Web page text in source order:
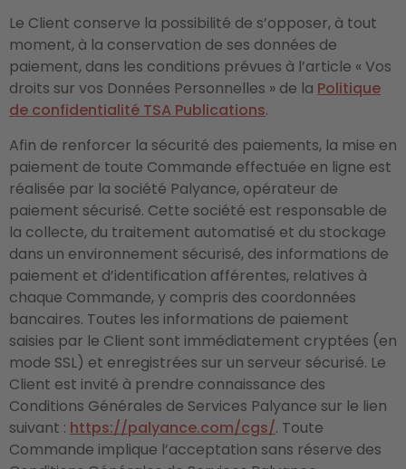
Le Client conserve la possibilité de s’opposer, à tout
moment, à la conservation de ses données de
paiement, dans les conditions prévues à l’article « Vos
droits sur vos Données Personnelles » de la Politique
de confidentialité TSA Publications.
Afin de renforcer la sécurité des paiements, la mise en
paiement de toute Commande effectuée en ligne est
réalisée par la société Palyance, opérateur de
paiement sécurisé. Cette société est responsable de
la collecte, du traitement automatisé et du stockage
dans un environnement sécurisé, des informations de
paiement et d’identification afférentes, relatives à
chaque Commande, y compris des coordonnées
bancaires. Toutes les informations de paiement
saisies par le Client sont immédiatement cryptées (en
mode SSL) et enregistrées sur un serveur sécurisé. Le
Client est invité à prendre connaissance des
Conditions Générales de Services Palyance sur le lien
suivant : https://palyance.com/cgs/. Toute
Commande implique l’acceptation sans réserve des